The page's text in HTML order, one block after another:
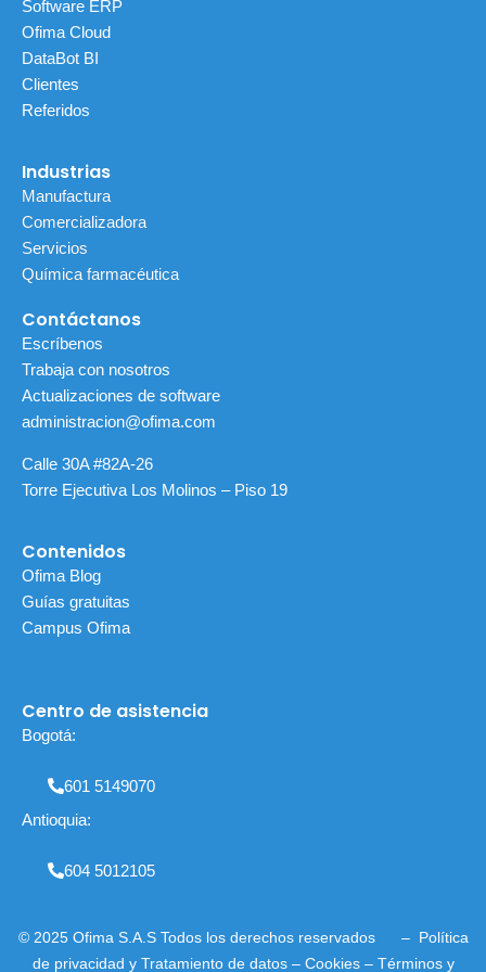
m
Software ERP
Ofima Cloud
DataBot BI
Clientes
Referidos
Industrias
Manufactura
Comercializadora
Servicios
Química farmacéutica
Contáctanos
Escríbenos
Trabaja con nosotros
Actualizaciones de software
administracion@ofima.com
Calle 30A #82A-26
Torre Ejecutiva Los Molinos – Piso 19
Contenidos
Ofima Blog
Guías gratuitas
Campus Ofima
Centro de asistencia
Bogotá:
601 5149070
Antioquia:
604 5012105
© 2025 Ofima S.A.S Todos los derechos reservados – Política
de privacidad y Tratamiento de datos – Cookies– Términos y